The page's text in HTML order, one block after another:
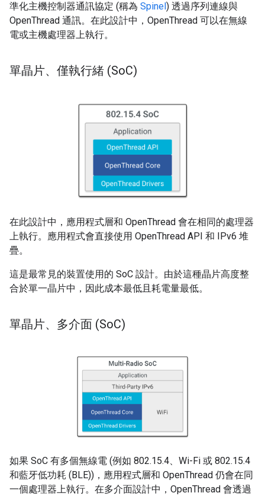
準化主機控制器通訊協定 (稱為 Spinel ) 透過序列連線與
OpenThread 通訊。在此設計中，OpenThread 可以在無線
電或主機處理器上執行。
單晶片、僅執行緒 (SoC)
在此設計中，應用程式層和 OpenThread 會在相同的處理器
上執行。應用程式會直接使用 OpenThread API 和 IPv6 堆
疊。
這是最常見的裝置使用的 SoC 設計。由於這種晶片高度整
合於單一晶片中，因此成本最低且耗電量最低。
單晶片、多介面 (SoC)
如果 SoC 有多個無線電 (例如 802.15.4、Wi-Fi 或 802.15.4
和藍牙低功耗 (BLE))，應用程式層和 OpenThread 仍會在同
一個處理器上執行。在多介面設計中，OpenThread 會透過